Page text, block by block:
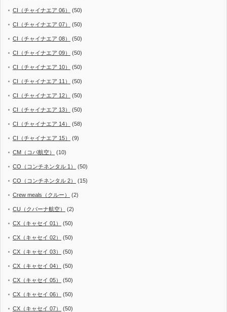
CI（チャイナエア 06） (50)
CI（チャイナエア 07） (50)
CI（チャイナエア 08） (50)
CI（チャイナエア 09） (50)
CI（チャイナエア 10） (50)
CI（チャイナエア 11） (50)
CI（チャイナエア 12） (50)
CI（チャイナエア 13） (50)
CI（チャイナエア 14） (58)
CI（チャイナエア 15） (9)
CM（コパ航空） (10)
CO（コンチネンタル 1） (50)
CO（コンチネンタル 2） (15)
Crew meals（クルー） (2)
CU（クバーナ航空） (2)
CX（キャセイ 01） (50)
CX（キャセイ 02） (50)
CX（キャセイ 03） (50)
CX（キャセイ 04） (50)
CX（キャセイ 05） (50)
CX（キャセイ 06） (50)
CX（キャセイ 07） (50)